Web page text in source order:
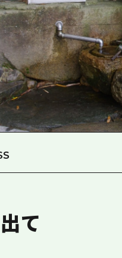
宮島周辺
山口県東部
ユニバーサルツーリ
て